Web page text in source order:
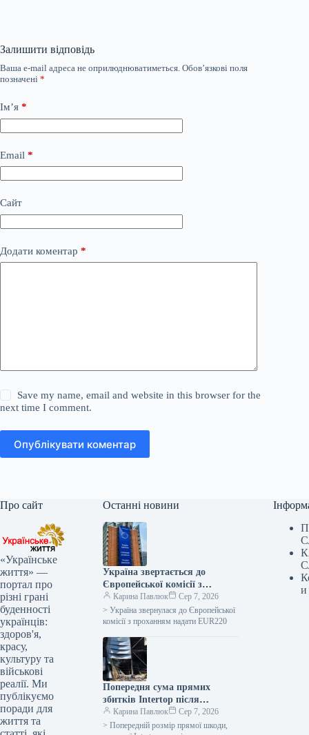
Залишити відповідь
Ваша e-mail адреса не оприлюднюватиметься. Обов’язкові поля
позначені *
Ім’я *
Email *
Сайт
Додати коментар *
Save my name, email and website in this browser for the
next time I comment.
Опублікувати коментар
Про сайт
«Українське
життя» —
портал про
різні грані
буденності
українців:
здоров'я,
красу,
культуру та
військові
реалії. Ми
публікуємо
поради для
життя та
Останні новини
Україна звертається до
Європейської комісії з
проханням про виділення 220
мільйонів євро для допомоги
сільськогосподарським
блокуванням портів.
Карина Павлюк
Сер 7, 2026
> Україна звернулася до Європейської
комісії з проханням надати EUR220
Попередня сума прямих
збитків Intertop після
знищення головного складу
сягає 450 мільйонів гривень
Карина Павлюк
Сер 7, 2026
> Попередній розмір прямої шкоди,
и